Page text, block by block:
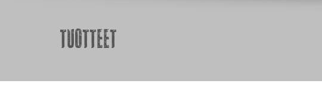
Tuotteet